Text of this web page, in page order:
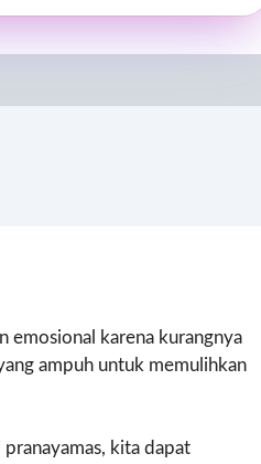
emosional karena kurangnya
ampuh untuk memulihkan
kita dapat